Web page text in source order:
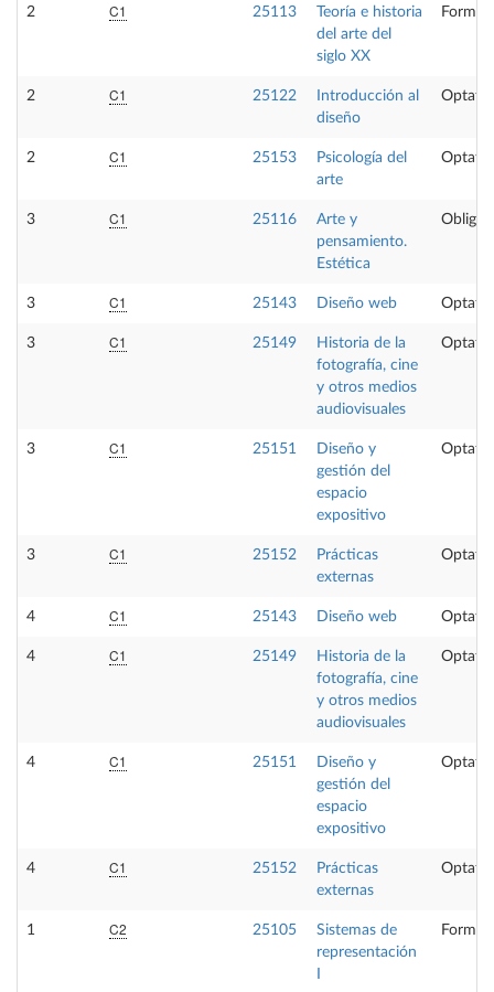
2 C1 25113
Teoría e historia
del arte del
siglo XX
2 C1 25122
Introducción al
diseño
2 C1 25153
Psicología del
arte
3 C1 25116
Arte y
pensamiento.
Estética
3 C1 25143 Diseño web
3 C1 25149
Historia de la
fotografía, cine
y otros medios
audiovisuales
3 C1 25151
Diseño y
gestión del
espacio
expositivo
3 C1 25152
Prácticas
externas
4 C1 25143 Diseño web
4 C1 25149
Historia de la
fotografía, cine
y otros medios
audiovisuales
4 C1 25151
Diseño y
gestión del
espacio
expositivo
4 C1 25152
Prácticas
externas
1 C2 25105
Sistemas de
representación